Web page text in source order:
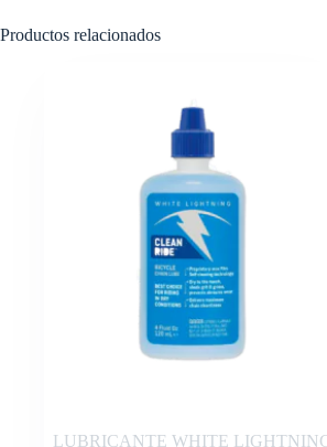
Productos relacionados
LUBRICANTE WHITE